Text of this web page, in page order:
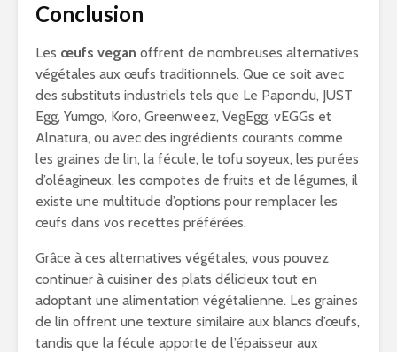
Conclusion
Les œufs vegan offrent de nombreuses alternatives
végétales aux œufs traditionnels. Que ce soit avec
des substituts industriels tels que Le Papondu, JUST
Egg, Yumgo, Koro, Greenweez, VegEgg, vEGGs et
Alnatura, ou avec des ingrédients courants comme
les graines de lin, la fécule, le tofu soyeux, les purées
d’oléagineux, les compotes de fruits et de légumes, il
existe une multitude d’options pour remplacer les
œufs dans vos recettes préférées.
Grâce à ces alternatives végétales, vous pouvez
continuer à cuisiner des plats délicieux tout en
adoptant une alimentation végétalienne. Les graines
de lin offrent une texture similaire aux blancs d’œufs,
tandis que la fécule apporte de l’épaisseur aux